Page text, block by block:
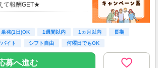
20件
（1P＝1円）＋商品提供あ
発行など、サービス体験後に
て報酬GET★
単発(1日)OK 1週間以内 1ヵ月以内
長期
イト シフト自由 何曜日でもOK
募へ進む